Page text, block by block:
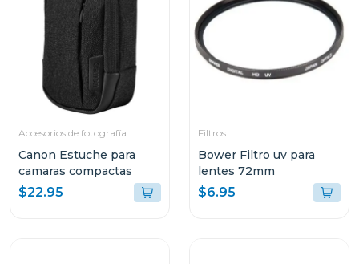
Accesorios de fotografía
Canon Estuche para
camaras compactas
$22.95
Filtros
Bower Filtro uv para
lentes 72mm
$6.95